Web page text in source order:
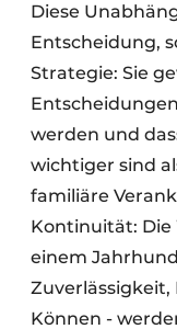
Diese
Entscheidung,
Strategie: Sie
werden und
wichtiger sind
familiäre
Kontinuität: Die
einem
Können -